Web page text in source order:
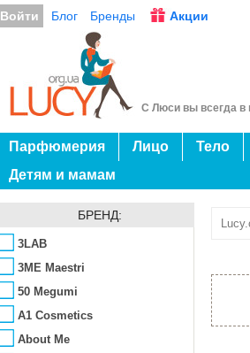
Войти Блог Бренды Акции
С Люси вы всегда в
Парфюмерия Лицо Тело
Детям и мамам
БРЕНД:
3LAB
3ME Maestri
50 Megumi
A1 Cosmetics
About Me